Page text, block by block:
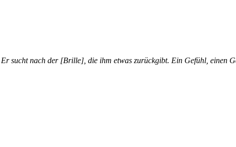
„Er sucht nach der [Brille], die ihm etwas zurückgibt. Ein Gefühl, einen